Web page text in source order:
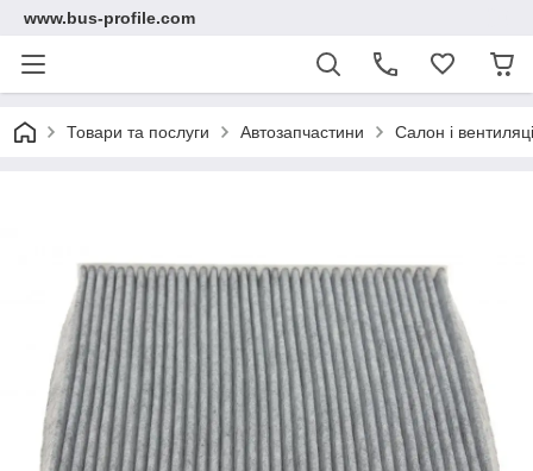
www.bus-profile.com
Товари та послуги Автозапчастини Салон і